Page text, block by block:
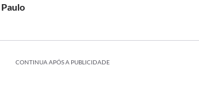
CONTINUA APÓS A PUBLICIDADE